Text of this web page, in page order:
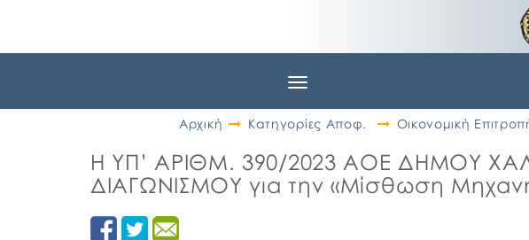
Toggle
Αρχική
Κατηγορίες Αποφ. Οικονομική
Η ΥΠ’ ΑΡΙΘΜ. 390/2023 ΑΟΕ ΔΗΜΟΥ
ΔΙΑΓΩΝΙΣΜΟΥ για την «Μίσθωση